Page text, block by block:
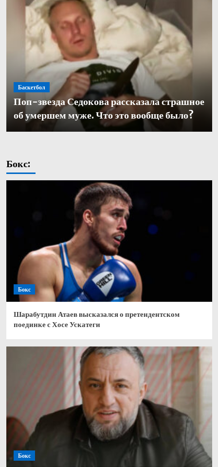
Баскетбол
Поп-звезда Седокова рассказала страшное
об умершем муже. Что это вообще было?
Баскетбол
Александр Церковный покинул должность
генерального директора баскетбольного «Зенита»
Баскетбол
Кулагин — о переходе в «Зенит»: «Довелось
работать с одними из лучших тренеров в нашей части
света. Иванович не исключение»
Бокс:
Бокс
Шарабутдин Атаев высказался о претендентском
поединке с Хосе Ускатеги
Бокс